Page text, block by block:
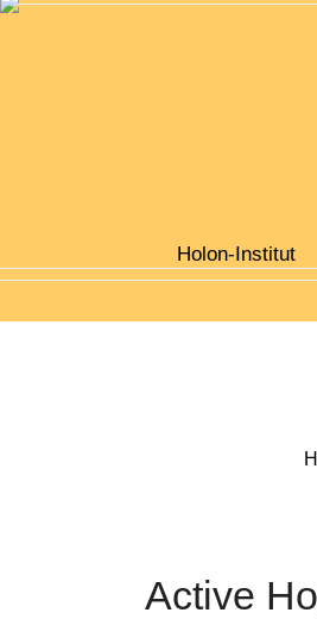
Holon-Institut
Active